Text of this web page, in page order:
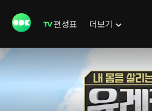
편성표 더보기